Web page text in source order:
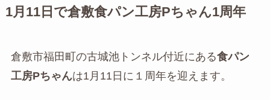
1月11日で倉敷食パン工房Pちゃん1周年
倉敷市福田町の古城池トンネル付近にある食パン
工房Pちゃんは1月11日に１周年を迎えます。